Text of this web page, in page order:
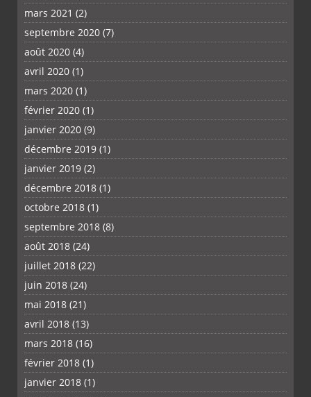
mars 2021 (2)
septembre 2020 (7)
août 2020 (4)
avril 2020 (1)
mars 2020 (1)
février 2020 (1)
janvier 2020 (9)
décembre 2019 (1)
janvier 2019 (2)
décembre 2018 (1)
octobre 2018 (1)
septembre 2018 (8)
août 2018 (24)
juillet 2018 (22)
juin 2018 (24)
mai 2018 (21)
avril 2018 (13)
mars 2018 (16)
février 2018 (1)
janvier 2018 (1)